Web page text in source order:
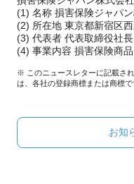
(1) 名称 損害保険ジャパ
(2) 所在地 東京都新宿区
(3) 代表者 代表取締役社
(4) 事業内容 損害保険商
※ このニュースレターに記載さ
は、各社の登録商標または商標で
お知